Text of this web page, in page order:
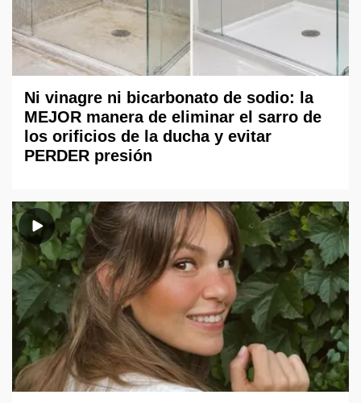
Ni vinagre ni bicarbonato de sodio: la
MEJOR manera de eliminar el sarro de
los orificios de la ducha y evitar
PERDER presión